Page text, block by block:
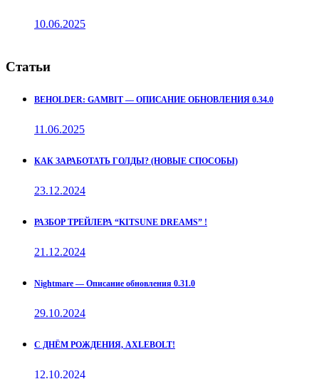
10.06.2025
Статьи
BEHOLDER: GAMBIT — ОПИСАНИЕ ОБНОВЛЕНИЯ 0.34.0
11.06.2025
КАК ЗАРАБОТАТЬ ГОЛДЫ? (НОВЫЕ СПОСОБЫ)
23.12.2024
РАЗБОР ТРЕЙЛЕРА “KITSUNE DREAMS” !
21.12.2024
Nightmare — Описание обновления 0.31.0
29.10.2024
С ДНЁМ РОЖДЕНИЯ, AXLEBOLT!
12.10.2024